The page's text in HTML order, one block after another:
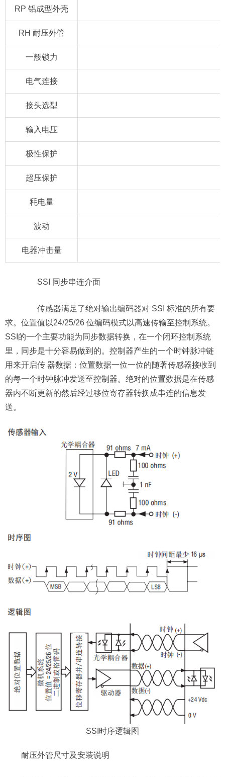
RP 铝成型外壳
RH 耐压外管
一般锁力
电气连接
接头选型
输入电压
极性保护
超压保护
秏电量
波动
电器冲击量
SSI 同步串连介面
传感器满足了绝对输出编码器对 SSI 标准的所有要
求。位置值以24/25/26 位编码模式以高速传输至控制系统。
SSI的一个主要功能为同步数据转换，在一个闭环控制系统
里，同步是十分容易做到的。控制器产生的一个时钟脉冲链
用来开启传 器数据：位置数据一位一位的随著传感器接收到
的每一个时钟脉冲发送至控制器。绝对的位置数据是在传感
器内不断更新的然后经过移位寄存器转换成串连的信息发
送。
SSI时序逻辑图
耐压外管尺寸及安装说明